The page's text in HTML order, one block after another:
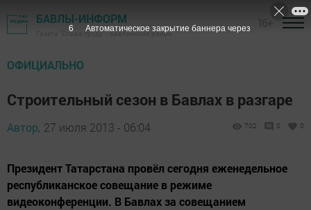
БАВЛЫ-ИНФОРМ
Газета "Слава труду" - Бавлинский район
ОФИЦИАЛЬНО
Строительный сезон в Бавлах в разгаре
Автор, 27 июля 2013 - 06:04 702 0 0
Президент Татарстана провёл сегодня еженедельное
республиканское совещание в режиме
видеоконференции. В Бавлах за совещанием
4 Автоматическое закрытие баннера через